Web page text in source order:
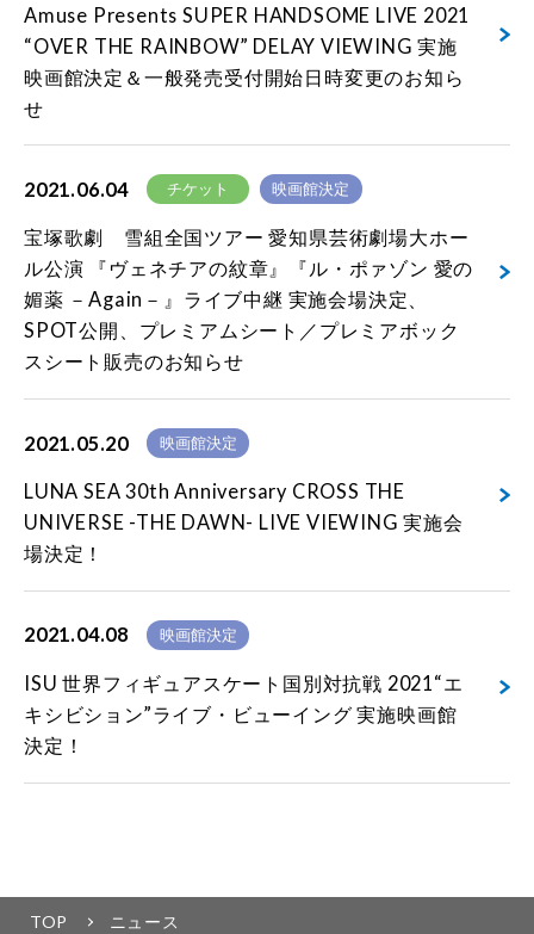
Amuse Presents SUPER HANDSOME LIVE 2021
“OVER THE RAINBOW” DELAY VIEWING 実施
映画館決定＆一般発売受付開始日時変更のお知ら
せ
2021.06.04 チケット 映画館決定
宝塚歌劇 雪組全国ツアー 愛知県芸術劇場大ホー
ル公演 『ヴェネチアの紋章』『ル・ポァゾン 愛の
媚薬 －Again－』ライブ中継 実施会場決定、
SPOT公開、プレミアムシート／プレミアボック
スシート販売のお知らせ
2021.05.20 映画館決定
LUNA SEA 30th Anniversary CROSS THE
UNIVERSE -THE DAWN- LIVE VIEWING 実施会
場決定！
2021.04.08 映画館決定
ISU 世界フィギュアスケート国別対抗戦 2021“エ
キシビション”ライブ・ビューイング 実施映画館
決定！
TOP ニュース